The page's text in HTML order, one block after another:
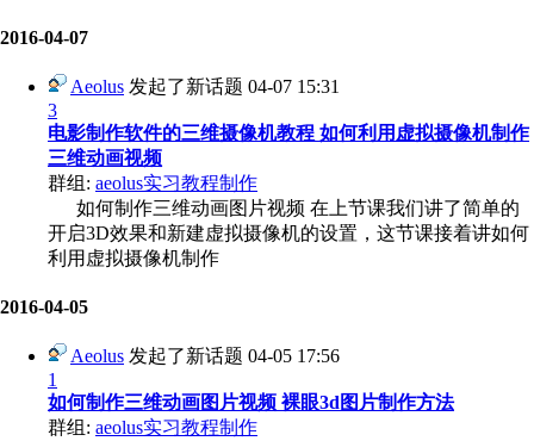
2016-04-07
Aeolus 发起了新话题 04-07 15:31
3
电影制作软件的三维摄像机教程 如何利用虚拟摄像机制作
三维动画视频
群组: aeolus实习教程制作
如何制作三维动画图片视频 在上节课我们讲了简单的
开启3D效果和新建虚拟摄像机的设置，这节课接着讲如何
利用虚拟摄像机制作
2016-04-05
Aeolus 发起了新话题 04-05 17:56
1
如何制作三维动画图片视频 裸眼3d图片制作方法
群组: aeolus实习教程制作